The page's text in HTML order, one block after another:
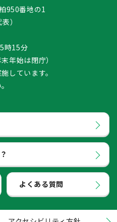
950番地の1
）
時15分
年始は閉庁）
しています。
よくある質問